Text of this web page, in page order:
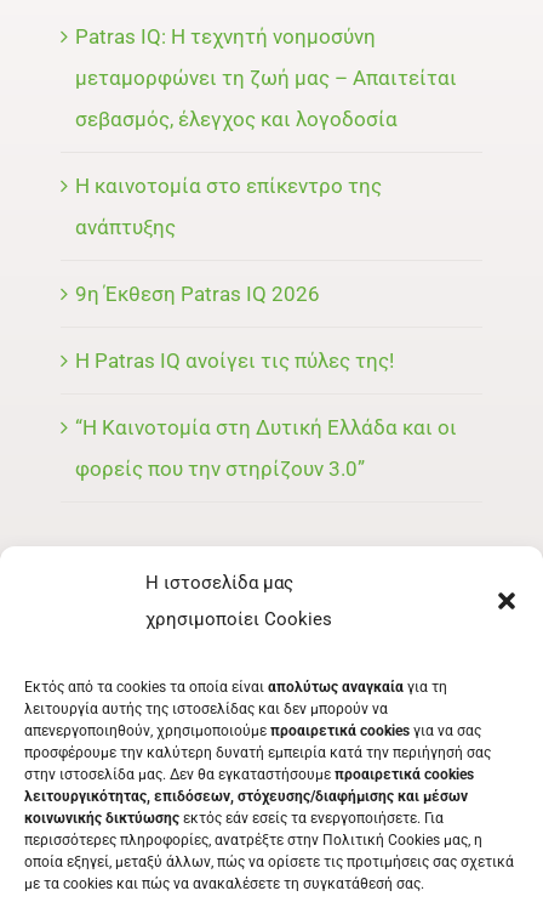
Η ιστοσελίδα μας
χρησιμοποίει Cookies
Εκτός από τα cookies τα οποία είναι απολύτως αναγκαία για τη
λειτουργία αυτής της ιστοσελίδας και δεν μπορούν να
απενεργοποιηθούν, χρησιμοποιούμε προαιρετικά cookies για να σας
προσφέρουμε την καλύτερη δυνατή εμπειρία κατά την περιήγησή σας
στην ιστοσελίδα μας. Δεν θα εγκαταστήσουμε προαιρετικά cookies
λειτουργικότητας, επιδόσεων, στόχευσης/διαφήμισης και μέσων
κοινωνικής δικτύωσης εκτός εάν εσείς τα ενεργοποιήσετε. Για
περισσότερες πληροφορίες, ανατρέξτε στην Πολιτική Cookies μας, η
οποία εξηγεί, μεταξύ άλλων, πώς να ορίσετε τις προτιμήσεις σας σχετικά
με τα cookies και πώς να ανακαλέσετε τη συγκατάθεσή σας.
Patras IQ: Η τεχνητή νοημοσύνη
μεταμορφώνει τη ζωή μας – Απαιτείται
σεβασμός, έλεγχος και λογοδοσία
Η καινοτομία στο επίκεντρο της
ανάπτυξης
9η Έκθεση Patras IQ 2026
Η Patras IQ ανοίγει τις πύλες της!
“Η Καινοτομία στη Δυτική Ελλάδα και οι
φορείς που την στηρίζουν 3.0”
ΕΘΕΛΟΝΤΉΣ
ΤΑ ΝΈΑ ΜΑΣ
ΕΠΙΚΟΙΝΩΝΊΑ
ΕΚΔΗΛΩΣΕΙΣ